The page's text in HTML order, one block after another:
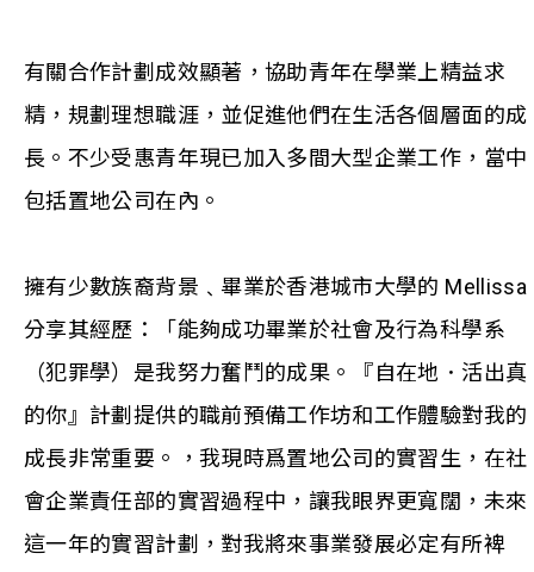
有關合作計劃成效顯著，協助青年在學業上精益求
精，規劃理想職涯，並促進他們在生活各個層面的成
長。不少受惠青年現已加入多間大型企業工作，當中
包括置地公司在內。
擁有少數族裔背景﹑畢業於香港城市大學的 Mellissa
分享其經歷：「能夠成功畢業於社會及行為科學系
（犯罪學）是我努力奮鬥的成果。『自在地．活出真
的你』計劃提供的職前預備工作坊和工作體驗對我的
成長非常重要。，我現時爲置地公司的實習生，在社
會企業責任部的實習過程中，讓我眼界更寬闊，未來
這一年的實習計劃，對我將來事業發展必定有所裨